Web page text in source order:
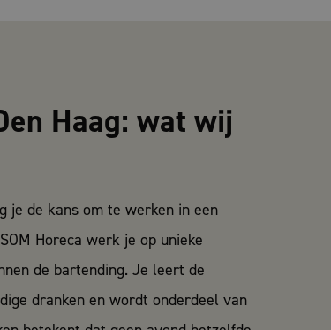
Haag: wat wij
je de kans om te werken in een
Horeca werk je op unieke
de bartending. Je leert de
dranken en wordt onderdeel van